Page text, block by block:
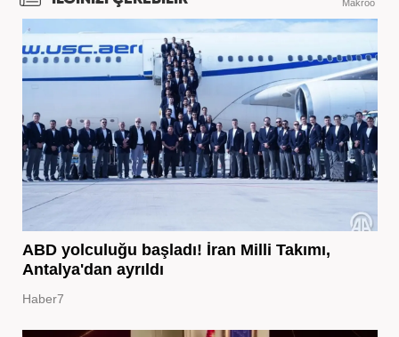
Makroo
ABD yolculuğu başladı! İran Milli Takımı,
Antalya'dan ayrıldı
Haber7